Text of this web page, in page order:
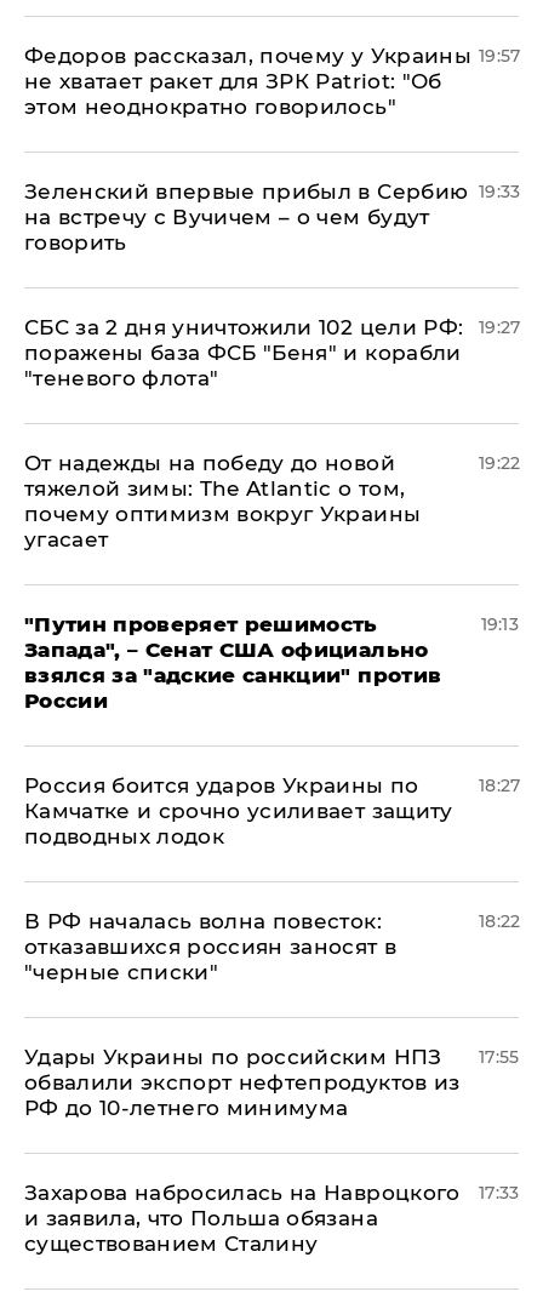
Федоров рассказал, почему у Украины
не хватает ракет для ЗРК Patriot: "Об
этом неоднократно говорилось"
19:57
Зеленский впервые прибыл в Сербию
на встречу с Вучичем – о чем будут
говорить
19:33
СБС за 2 дня уничтожили 102 цели РФ:
поражены база ФСБ "Беня" и корабли
"теневого флота"
19:27
От надежды на победу до новой
тяжелой зимы: The Atlantic о том,
почему оптимизм вокруг Украины
угасает
19:22
"Путин проверяет решимость
Запада", – Сенат США официально
взялся за "адские санкции" против
России
19:13
Россия боится ударов Украины по
Камчатке и срочно усиливает защиту
подводных лодок
18:27
​В РФ началась волна повесток:
отказавшихся россиян заносят в
"черные списки"
18:22
Удары Украины по российским НПЗ
обвалили экспорт нефтепродуктов из
РФ до 10-летнего минимума
17:55
​Захарова набросилась на Навроцкого
и заявила, что Польша обязана
существованием Сталину
17:33